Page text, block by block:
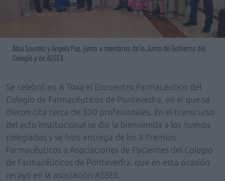
Alba Soutelo y Ángela Paz, junto a miembros de la Junta de Gobierno del
Colegio y de ASSEII
Se celebró en A Toxa el Encuentro Farmacéutico del
Colegio de Farmacéuticos de Pontevedra, en el que se
dieron cita cerca de 300 profesionales. En el transcurso
del acto institucional se dio la bienvenida a los nuevos
colegiados y se hizo entrega de los II Premios
Farmacéuticos a Asociaciones de Pacientes del Colegio
de Farmacéuticos de Pontevedra, que en esta ocasión
recayó en la asociación ASSEII.